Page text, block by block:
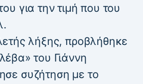
για την τιμή που του
λήξης, προβλήθηκε
του Γιάννη
συζήτηση με το